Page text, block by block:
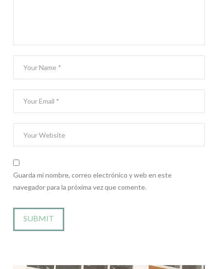
Guarda mi nombre, correo electrónico y web en este
navegador para la próxima vez que comente.